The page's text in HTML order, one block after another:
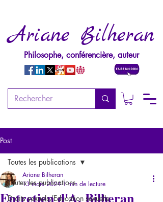
Ariane Bilheran
Philosophe, conférencière, auteur
Post
Toutes les publications
Droits sexuels/Education sexuelle
Toutes les publications
Entretien d'A. Bilheran
Ariane Bilheran
13 mars 2024 1 min de lecture